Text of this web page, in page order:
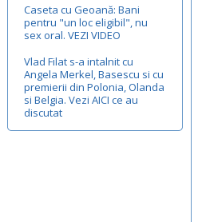
Caseta cu Geoană: Bani
pentru "un loc eligibil", nu
sex oral. VEZI VIDEO
Vlad Filat s-a intalnit cu
Angela Merkel, Basescu si cu
premierii din Polonia, Olanda
si Belgia. Vezi AICI ce au
discutat